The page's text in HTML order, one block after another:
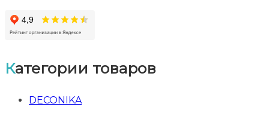
Категории товаров
DECONIKA